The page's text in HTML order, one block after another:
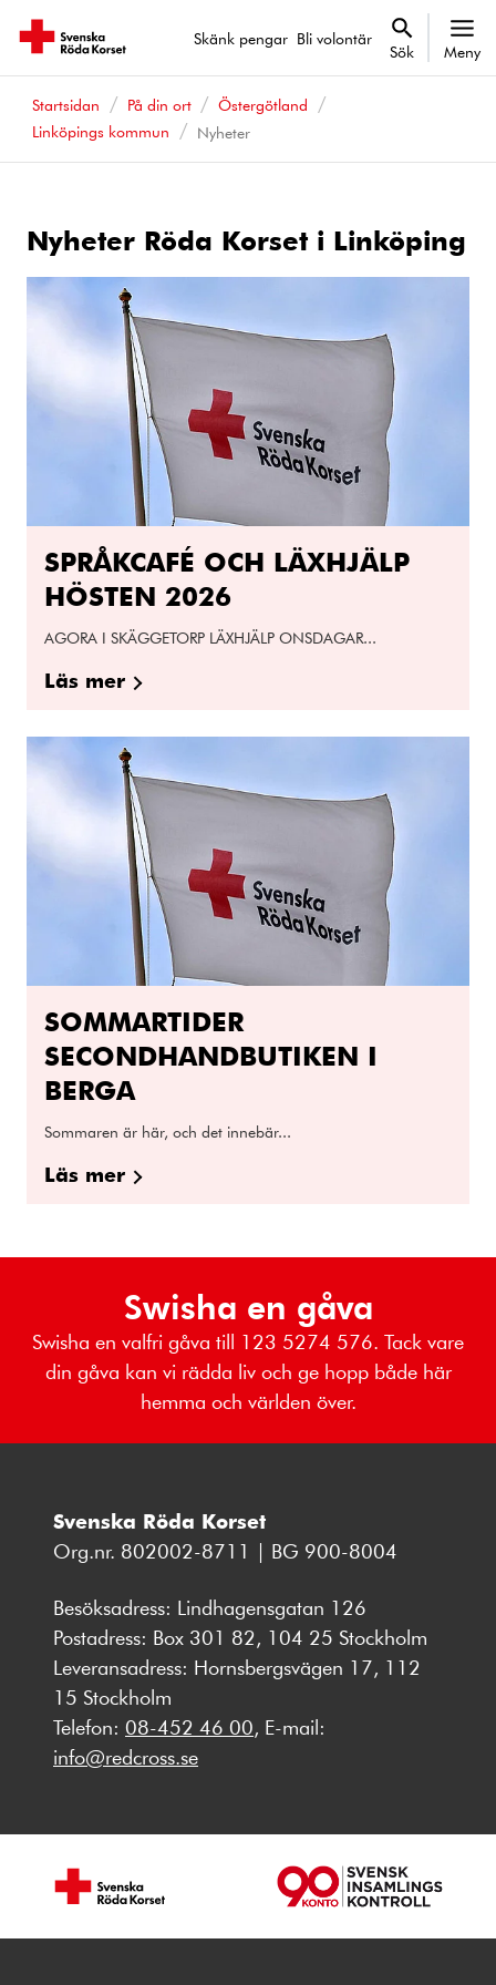
Skänk pengar Bli volontär
Sök Meny
Startsidan På din ort
Östergötland
Linköpings kommun
Nyheter
Nyheter Röda Korset i Linköping
SPRÅKCAFÉ OCH LÄXHJÄLP
HÖSTEN 2026
AGORA I SKÄGGETORP LÄXHJÄLP ONSDAGAR...
Läs mer
SOMMARTIDER
SECONDHANDBUTIKEN I
BERGA
Sommaren är här, och det innebär...
Läs mer
Swisha en gåva
Swisha en valfri gåva till 123 5274 576. Tack vare
din gåva kan vi rädda liv och ge hopp både här
hemma och världen över.
Svenska Röda Korset
Org.nr. 802002-8711 | BG 900-8004
Besöksadress: Lindhagensgatan 126
Postadress: Box 301 82, 104 25 Stockholm
Leveransadress: Hornsbergsvägen 17, 112
15 Stockholm
Telefon: 08-452 46 00, E-mail:
info@redcross.se